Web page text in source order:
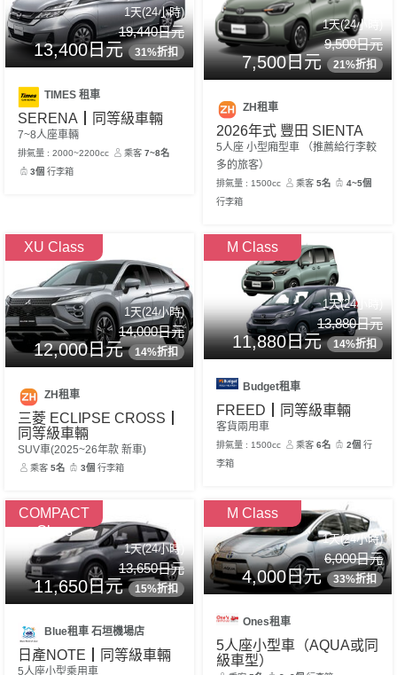
1天(24小時)
19,440日元
13,400日元 31%折扣
TIMES 租車
SERENA┃同等級車輛
7~8人座車輛
排氣量 : 2000~2200cc 乘客7~8名
3個 行李箱
1天(24小時)
9,500日元
7,500日元 21%折扣
ZH租車
2026年式 豐田 SIENTA
5人座 小型廂型車 （推薦給行李較
多的旅客）
排氣量 : 1500cc 乘客5名
4~5個
行李箱
XU Class
1天(24小時)
14,000日元
12,000日元 14%折扣
ZH租車
三菱 ECLIPSE CROSS┃
同等級車輛
SUV車(2025~26年款 新車)
乘客5名 3個 行李箱
M Class
1天(24小時)
13,880日元
11,880日元 14%折扣
Budget租車
FREED┃同等級車輛
客貨兩用車
排氣量 : 1500cc 乘客6名 2個 行
李箱
COMPACT
Class
1天(24小時)
13,650日元
11,650日元 15%折扣
Blue租車 石垣機場店
日產NOTE┃同等級車輛
5人座小型乘用車
M Class
1天(24小時)
6,000日元
4,000日元 33%折扣
Ones租車
5人座小型車（AQUA或同
級車型）